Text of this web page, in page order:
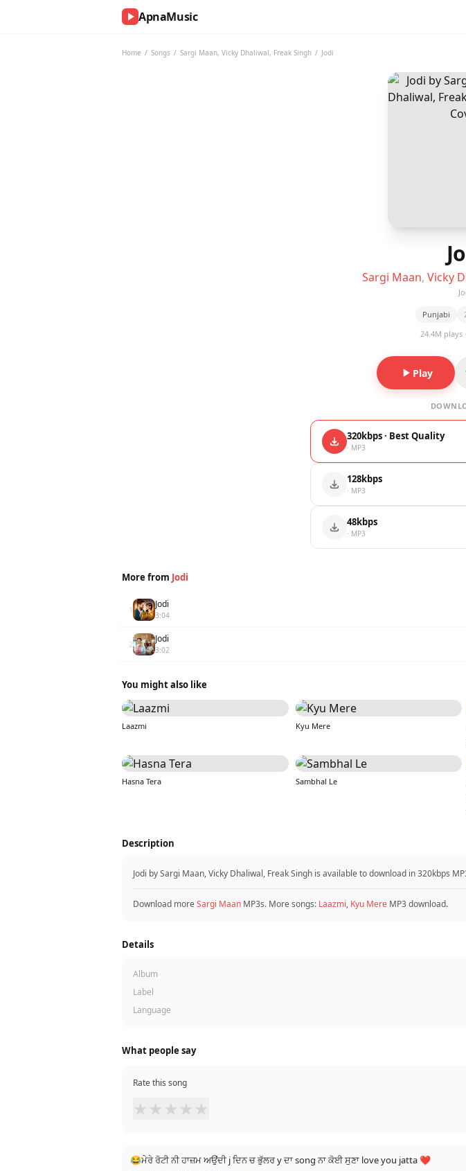
ApnaMusic
Home / Songs / Sargi Maan, Vicky Dhaliwal, Freak Singh / Jodi
Sargi Maan, Vicky
Punjabi
24.4M plays
Play
320kbps · Best Quality
· MP3
128kbps
· MP3
48kbps
· MP3
More from Jodi
1 Jodi
3:04
2 Jodi
3:02
You might also like
Laazmi
Kyu Mere
Hasna Tera Sambhal Le
Description
Jodi by Sargi Maan, Vicky Dhaliwal, Freak Singh is available to download in 320kbps
Download moreSargi Maan MP3s. More songs: Laazmi, Kyu Mere MP3 download.
Details
Album
Label
Language
What people say
Rate this song
★ ★ ★ ★ ★
😂ਮੇਰੇ ਰੋਟੀ ਨੀ ਹਾਜ਼ਮ ਅਉਂਦੀ j ਦਿਨ ਚ ਭੁੱਲਰ y ਦਾ song ਨਾ ਕੋਈ ਸੁਣਾ love you jatta ❤